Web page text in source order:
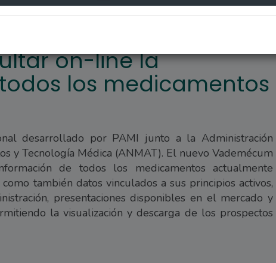
on-line la
los medicamentos
desarrollado por PAMI junto a la Administración
y Tecnología Médica (ANMAT). El nuevo Vademécum
de todos los medicamentos actualmente
también datos vinculados a sus principios activos,
presentaciones disponibles en el mercado y
la visualización y descarga de los prospectos